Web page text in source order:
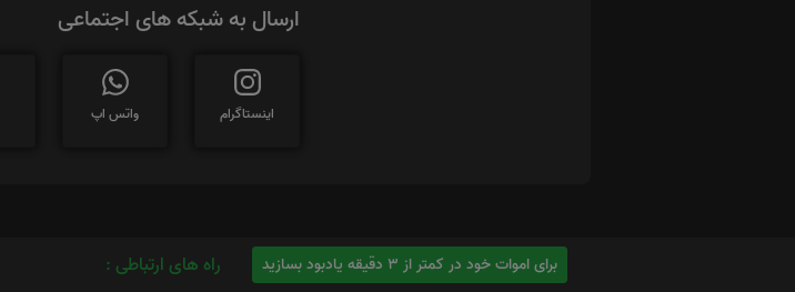
ارسال به شبکه های اجتماعی
اینستاگرام واتس اپ
برای اموات خود در کمتر از 3 دقیقه یادبود بسازید راه های ارتباطی :